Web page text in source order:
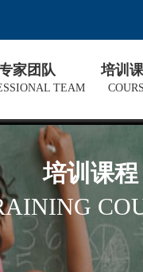
家团队
TEAM
培训
培训课程